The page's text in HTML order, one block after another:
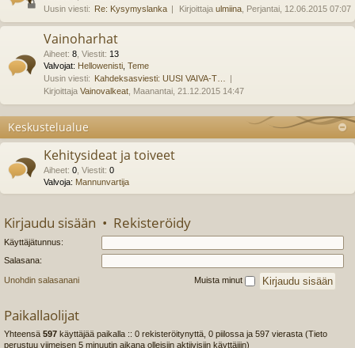
Uusin viesti: Re: Kysymyslanka Kirjoittaja ulmiina , Perjantai, 12.06.2015 07:07
Vainoharhat
Aiheet: 8 Viestit: 13
Valvojat: Hellowenisti Teme
Uusin viesti: Kahdeksasviesti: UUSI VAIVA-T…
Kirjoittaja Vainovalkeat , Maanantai, 21.12.2015 14:47
Keskustelualue
Kehitysideat ja toiveet
Aiheet: 0 Viestit: 0
Valvoja: Mannunvartija
Kirjaudu sisään • Rekisteröidy
Käyttäjätunnus:
Salasana:
Unohdin salasanani Muista minut
Paikallaolijat
Yhteensä 597 käyttäjää paikalla :: 0 rekisteröitynyttä, 0 piilossa ja 597 vierasta (Tieto
perustuu viimeisen 5 minuutin aikana olleisiin aktiivisiin käyttäjiin)